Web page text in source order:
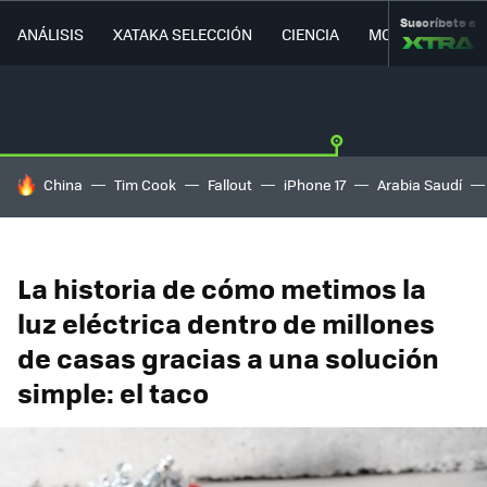
ANÁLISIS XATAKA SELECCIÓN CIENCIA MOVILIDAD
Suscríbete a
HOY SE HABLA DE
China Tim Cook Fallout iPhone 17 Arabia Saudí
La historia de cómo metimos la
luz eléctrica dentro de millones
de casas gracias a una solución
simple: el taco